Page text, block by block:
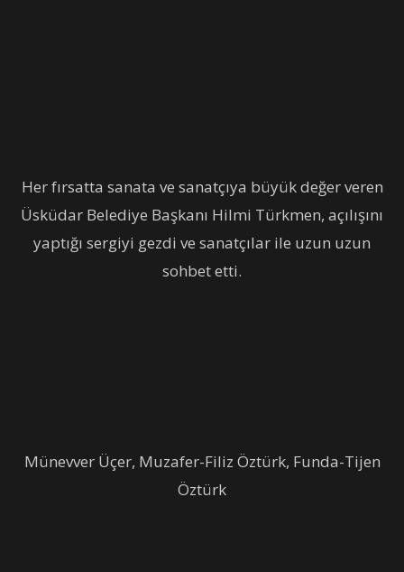
Her fırsatta sanata ve sanatçıya büyük değer veren
Üsküdar Belediye Başkanı Hilmi Türkmen, açılışını
yaptığı sergiyi gezdi ve sanatçılar ile uzun uzun
sohbet etti.
Münevver Üçer, Muzafer-Filiz Öztürk, Funda-Tijen
Öztürk